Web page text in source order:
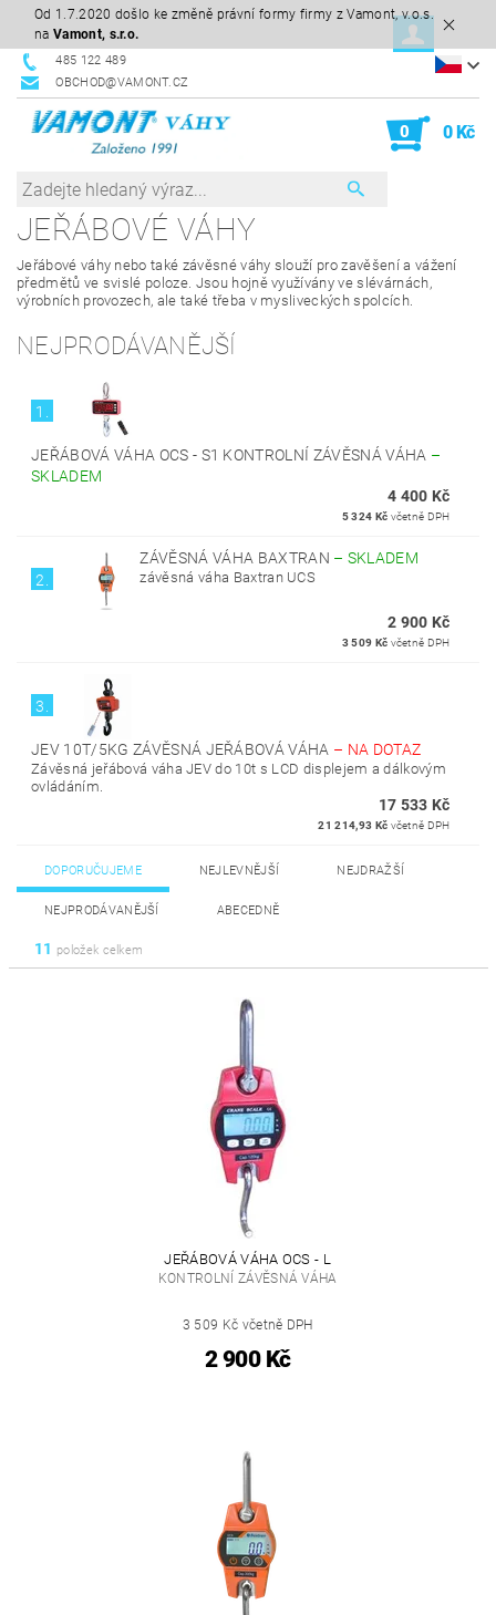
Od 1.7.2020 došlo ke změně právní formy firmy z Vamont, v.o.s.
na Vamont, s.r.o.
485 122 489
OBCHOD@VAMONT.CZ
0 0 Kč
JEŘÁBOVÉ VÁHY
Jeřábové váhy nebo také závěsné váhy slouží pro zavěšení a vážení
předmětů ve svislé poloze. Jsou hojně využívány ve slévárnách,
výrobních provozech, ale také třeba v mysliveckých spolcích.
NEJPRODÁVANĚJŠÍ
1.
JEŘÁBOVÁ VÁHA OCS - S1 KONTROLNÍ ZÁVĚSNÁ VÁHA –
SKLADEM
4 400 Kč
5 324 Kč včetně DPH
2.
ZÁVĚSNÁ VÁHA BAXTRAN – SKLADEM
závěsná váha Baxtran UCS
2 900 Kč
3 509 Kč včetně DPH
3.
JEV 10T/5KG ZÁVĚSNÁ JEŘÁBOVÁ VÁHA – NA DOTAZ
Závěsná jeřábová váha JEV do 10t s LCD displejem a dálkovým
ovládáním.
17 533 Kč
21 214,93 Kč včetně DPH
DOPORUČUJEME NEJLEVNĚJŠÍ NEJDRAŽŠÍ
NEJPRODÁVANĚJŠÍ ABECEDNĚ
11 položek celkem
JEŘÁBOVÁ VÁHA OCS - L
KONTROLNÍ ZÁVĚSNÁ VÁHA
3 509 Kč včetně DPH
2 900 Kč